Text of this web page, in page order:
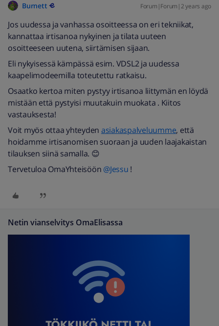
Burnett Forum|Forum|2 years ago
Jos uudessa ja vanhassa osoitteessa on eri tekniikat,
kannattaa irtisanoa nykyinen ja tilata uuteen
osoitteeseen uutena, siirtämisen sijaan.
Eli nykyisessä kämpässä esim. VDSL2 ja uudessa
kaapelimodeemilla toteutettu ratkaisu.
Osaatko kertoa miten pystyy irtisanoa liittymän en löydä
mistään että pystyisi muutakuin muokata . Kiitos
vastauksesta!
Voit myös ottaa yhteyden asiakaspalveluumme, että
hoidamme irtisanomisen suoraan ja uuden laajakaistan
tilauksen siinä samalla. 😊
Tervetuloa OmaYhteisöön @Jessu !
Netin vianselvitys OmaElisassa